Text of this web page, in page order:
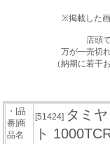
※掲載した
店頭
万が一売切
（納期に若干
・[品
番]商
品名
[51424] タミ
ト